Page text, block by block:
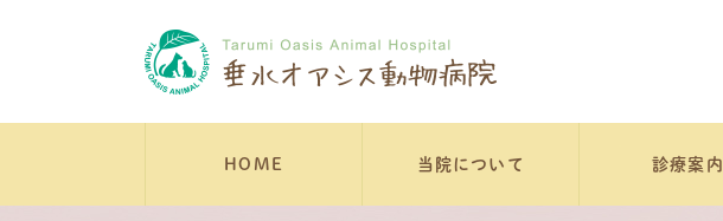
HOME 当院について 診療案内